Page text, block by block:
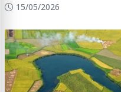
15/05/2026